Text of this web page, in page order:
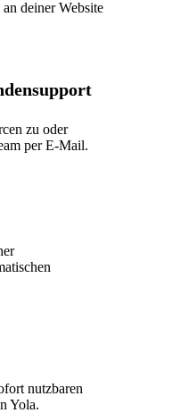
deiner Website
zu oder
per E-Mail.
nutzbaren
Yola.